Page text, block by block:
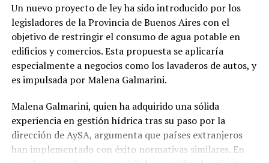
El proyecto sostiene que la protección de la intimidad
familiar no puede ser un obstáculo para la investigación
y la sanción de delitos que vulneran los derechos
fundamentales de las mujeres.
Conformidad con compromisos
internacionales
Además, la iniciativa tiene como meta alinear la
legislación argentina con los compromisos adquiridos
en la Convención de Belém do Pará y otros
Un nuevo proyecto de ley ha sido introducido por los
legisladores de la Provincia de Buenos Aires con el
objetivo de restringir el consumo de agua potable en
edificios y comercios. Esta propuesta se aplicaría
especialmente a negocios como los lavaderos de autos, y
es impulsada por Malena Galmarini.
Malena Galmarini, quien ha adquirido una sólida
experiencia en gestión hídrica tras su paso por la
dirección de AySA, argumenta que países extranjeros
han implementado con éxito normativas similares. En